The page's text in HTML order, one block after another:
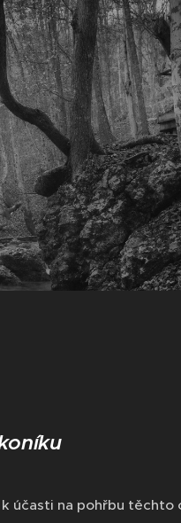
účasti na pohřbu těchto